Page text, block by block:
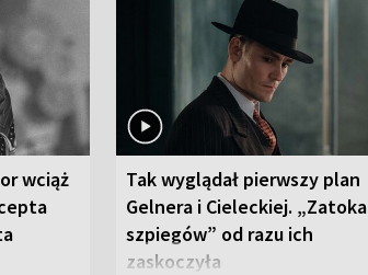
wciąż
Tak wyglądał pierwszy plan
Gelnera i Cieleckiej. „Zatoka
szpiegów” od razu ich
zaskoczyła